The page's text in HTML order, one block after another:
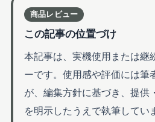
商品レビュー
この記事の位置づけ
本記事は、実機使用または継
ーです。使用感や評価には筆
が、編集方針に基づき、提供
を明示したうえで執筆してい